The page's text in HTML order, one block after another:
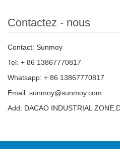
Contactez - nous
Contact: Sunmoy
Tel: + 86 13867770817
Whatsapp: + 86 13867770817
Email: sunmoy@sunmoy.com
Add: DACAO INDUSTRIAL